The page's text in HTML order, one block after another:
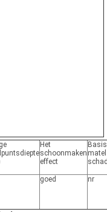
Het
schoonmaken
effect
Basis
matel
goed nr